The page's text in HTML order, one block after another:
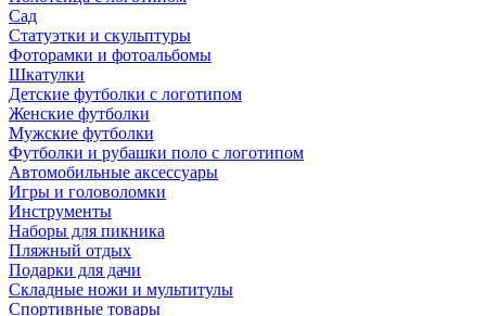
Сад
Статуэтки и скульптуры
Фоторамки и фотоальбомы
Шкатулки
Детские футболки с логотипом
Женские футболки
Мужские футболки
Футболки и рубашки поло с логотипом
Автомобильные аксессуары
Игры и головоломки
Инструменты
Наборы для пикника
Пляжный отдых
Подарки для дачи
Складные ножи и мультитулы
Спортивные товары